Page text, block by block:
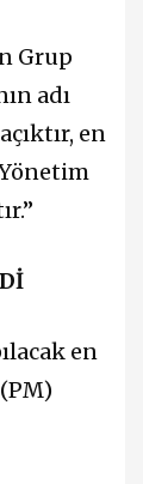
Grup
adı
en
en